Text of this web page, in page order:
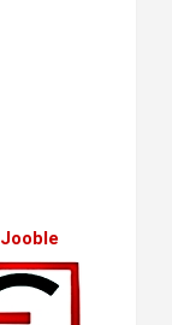
Jooble